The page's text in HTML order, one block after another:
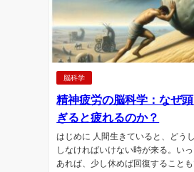
脳科学
精神疲労の脳科学：なぜ
ぎると疲れるのか？
はじめに 人間生きていると、どう
しなければいけない時が来る。い
あれば、少し休めば回復すること